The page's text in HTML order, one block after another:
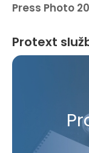
Press Photo
Protext